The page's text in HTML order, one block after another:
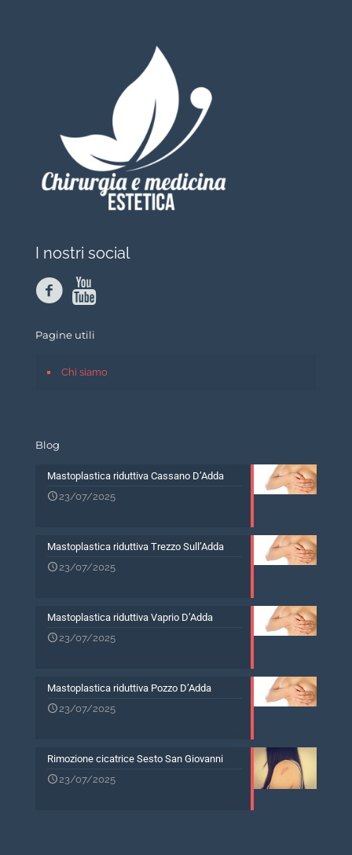
I nostri social
Pagine utili
Chi siamo
Blog
Mastoplastica riduttiva Cassano D’Adda
23/07/2025
Mastoplastica riduttiva Trezzo Sull’Adda
23/07/2025
Mastoplastica riduttiva Vaprio D’Adda
23/07/2025
Mastoplastica riduttiva Pozzo D’Adda
23/07/2025
Rimozione cicatrice Sesto San Giovanni
23/07/2025